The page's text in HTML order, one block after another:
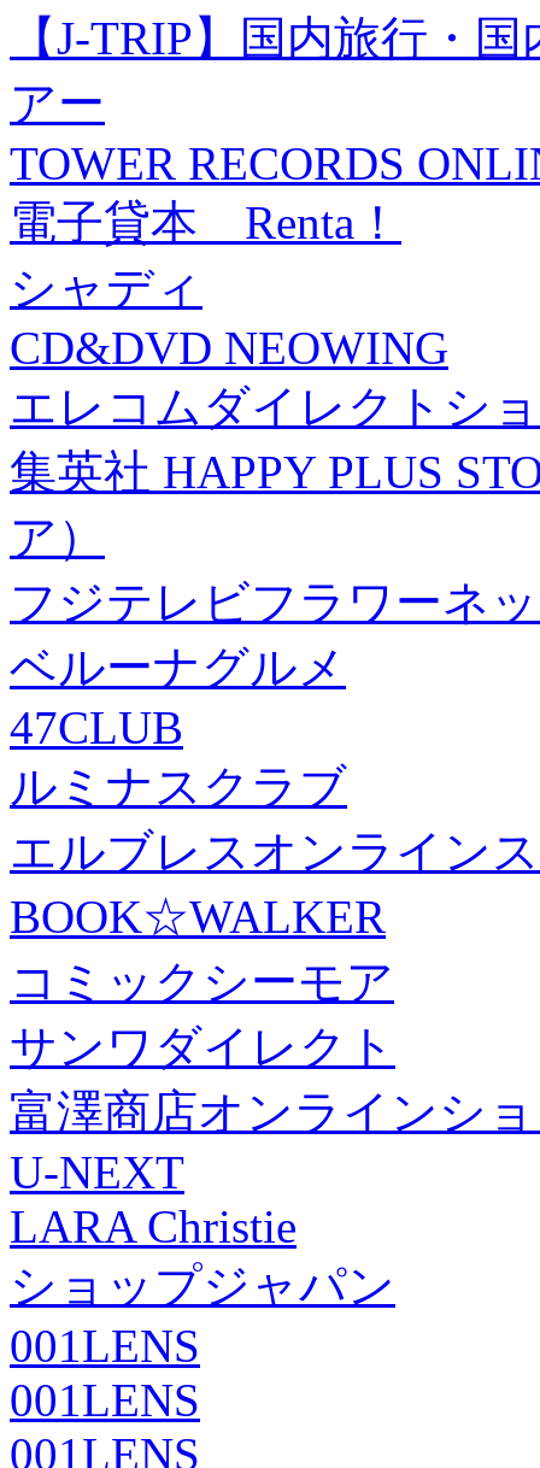
【J-TRIP】国内旅行・
アー
TOWER RECORDS
電子貸本 Renta！
シャディ
CD&DVD NEOWING
エレコムダイレクトシ
集英社 HAPPY PLUS
ア）
フジテレビフラワーネ
ベルーナグルメ
47CLUB
ルミナスクラブ
エルブレスオンライン
BOOK☆WALKER
コミックシーモア
サンワダイレクト
富澤商店オンラインシ
U-NEXT
LARA Christie
ショップジャパン
001LENS
001LENS
001LENS